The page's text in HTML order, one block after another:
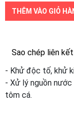
THÊM VÀO GIỎ
Sao chép liên kết
- Khử độc tố, khử
- Xử lý nguồn
tôm cá.